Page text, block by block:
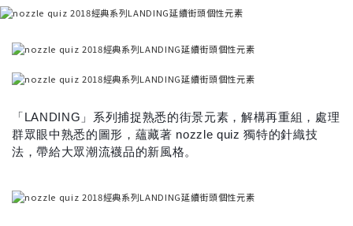
「LANDING」系列捕捉熟悉的街景元素，解構再重組，處理
群眾眼中熟悉的圖形，蘊藏著 nozzle quiz 獨特的針織技
法，帶給大眾潮流襪品的新風格。